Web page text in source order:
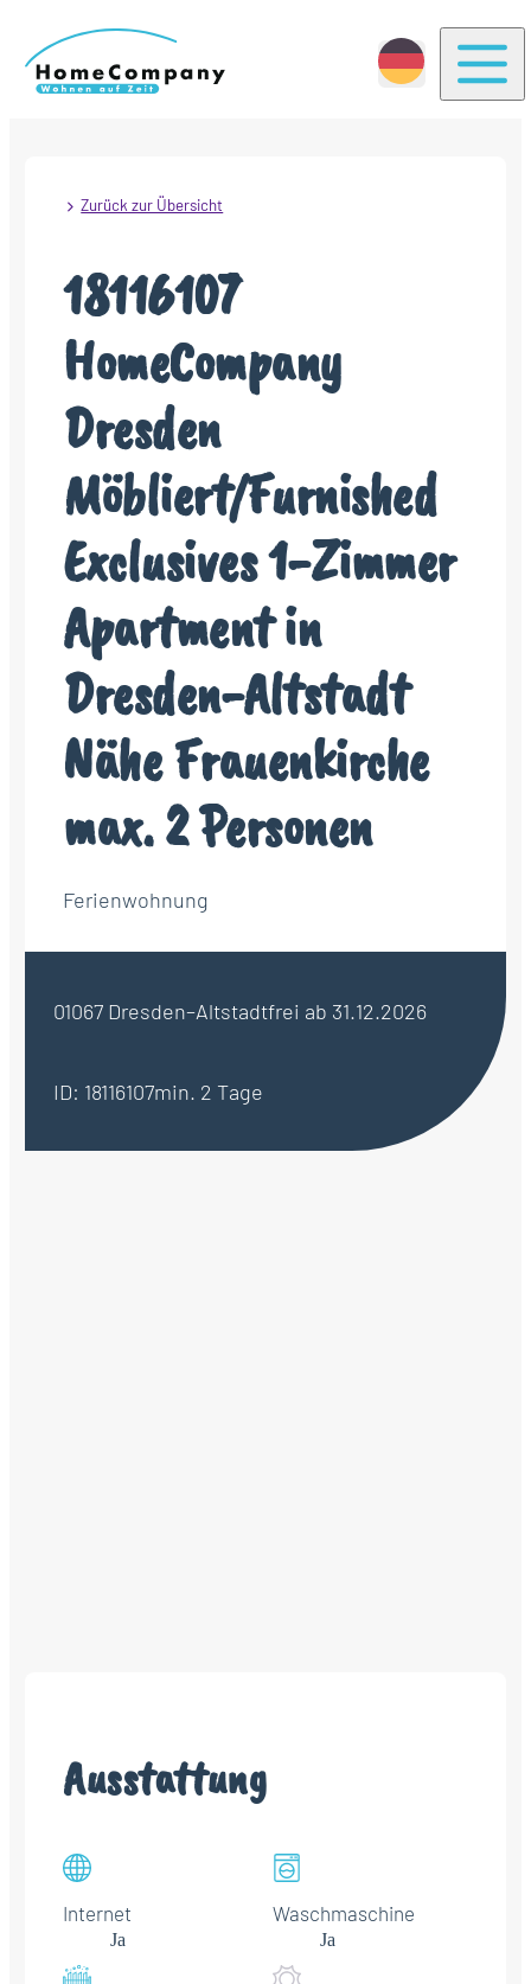
Zurück zur Übersicht
18116107
HomeCompany
Dresden
Möbliert/Furnished
Exclusives 1-Zimmer
Apartment in
Dresden-Altstadt
Nähe Frauenkirche
max. 2 Personen
Ferienwohnung
01067 Dresden–Altstadtfrei ab 31.12.2026
ID: 18116107min. 2 Tage
Ausstattung
Internet
Ja
Waschmaschine
Ja